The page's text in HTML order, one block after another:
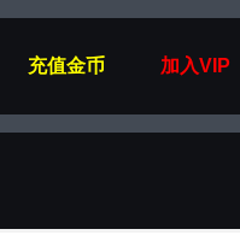
充值金币 加入VIP